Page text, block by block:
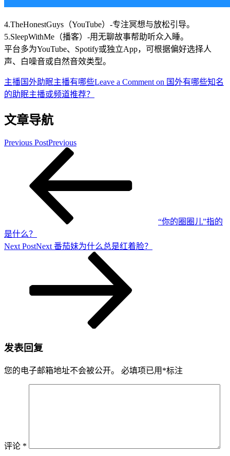
4.TheHonestGuys（YouTube）-专注冥想与放松引导。
5.SleepWithMe（播客）-用无聊故事帮助听众入睡。
平台多为YouTube、Spotify或独立App，可根据偏好选择人
声、白噪音或自然音效类型。
主播国外助眠主播有哪些Leave a Comment on 国外有哪些知名
的助眠主播或频道推荐？
文章导航
Previous PostPrevious
“你的圈圈儿”指的
是什么？
Next PostNext 番茄妹为什么总是红着脸？
发表回复
您的电子邮箱地址不会被公开。 必填项已用 *标注
评论 *